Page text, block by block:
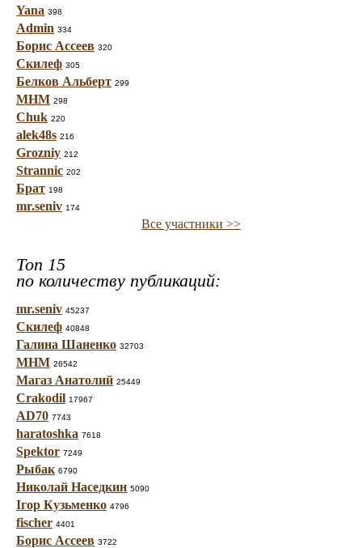
Yana 398
Admin 334
Борис Ассеев 320
Скилеф 305
Белков Альберт 299
МНМ 298
Chuk 220
alek48s 216
Grozniy 212
Strannic 202
Брат 198
mr.seniv 174
Все участники >>
Топ 15
по количеству публикаций:
mr.seniv 45237
Скилеф 40848
Галина Шаненко 32703
МНМ 26542
Магаз Анатолий 25449
Crakodil 17967
AD70 7743
haratoshka 7618
Spektor 7249
Рыбак 6790
Николай Наседкин 5090
Ігор Кузьменко 4796
fischer 4401
Борис Ассеев 3722